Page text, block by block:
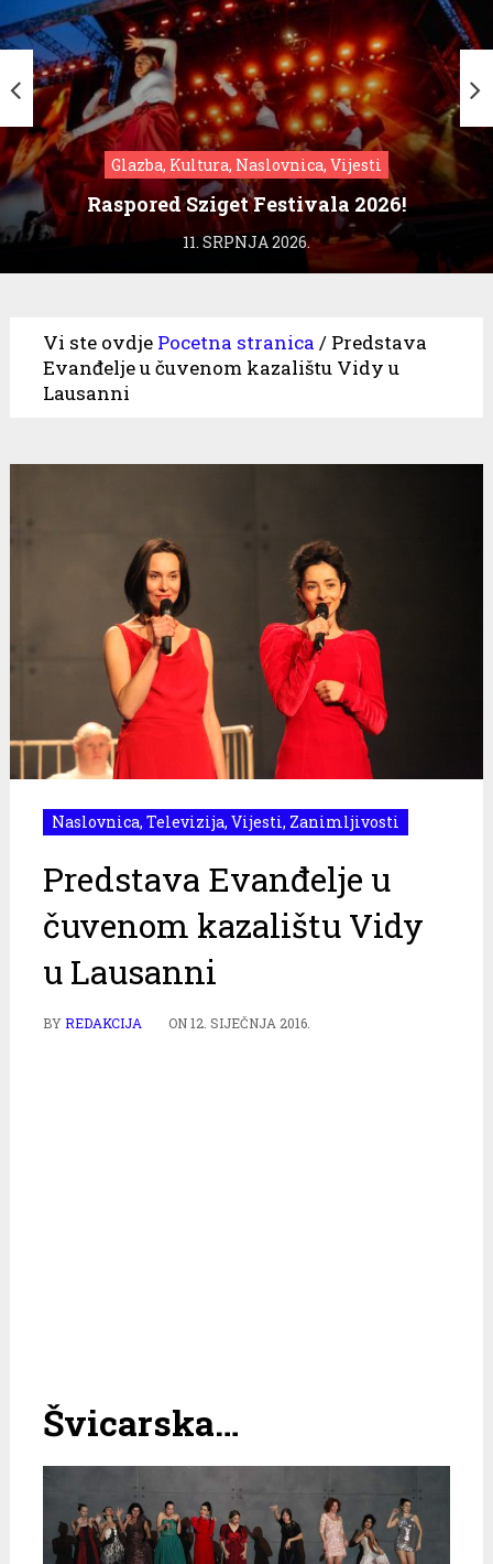
Glazba, Kultura, Naslovnica, Vijesti
Raspored Sziget Festivala 2026!
11. SRPNJA 2026.
Vi ste ovdje Pocetna stranica / Predstava
Evanđelje u čuvenom kazalištu Vidy u
Lausanni
Naslovnica, Televizija, Vijesti, Zanimljivosti
Predstava Evanđelje u
čuvenom kazalištu Vidy
u Lausanni
BYREDAKCIJA ON12. SIJEČNJA 2016.
Švicarska…